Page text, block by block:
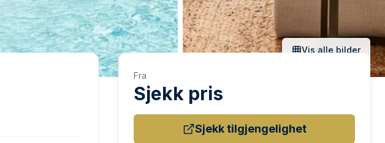
Vis alle bilder
Fra
Sjekk pris
Sjekk tilgjengelighet